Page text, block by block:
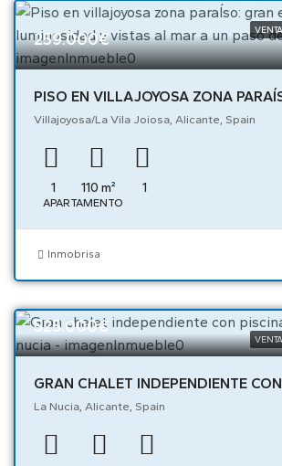
VENTA
259.000€
Villajoyosa/La Vila Joiosa, Alicante, Spain
1 110 m² 1
APARTAMENTO
Inmobrisa
VENTA
525.000€
La Nucia, Alicante, Spain